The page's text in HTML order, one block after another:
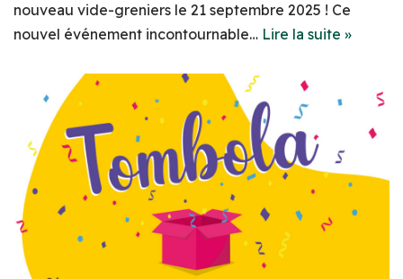
nouveau vide-greniers le 21 septembre 2025 ! Ce
nouvel événement incontournable… Lire la suite »